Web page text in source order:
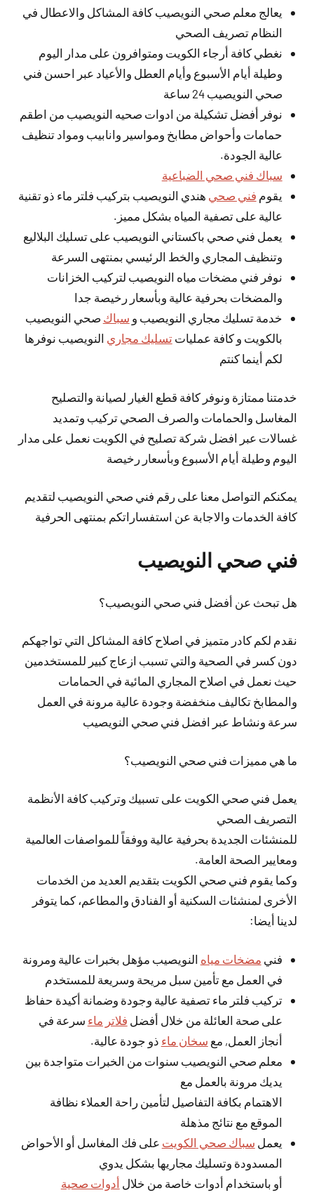
يعالج معلم صحي النويصيب كافة المشاكل والاعطال في
النظام تصريف الصحي
نغطي كافة أرجاء الكويت ومتوافرون على مدار اليوم
وطيلة أيام الأسبوع وأيام العطل والأعياد عبر احسن فني
صحي النويصيب 24 ساعة
نوفر أفضل تشكيلة من ادوات صحيه النويصيب من اطقم
حمامات وأحواض مطابخ ومواسير وانابيب ومواد تنظيف
عالية الجودة.
سباك فني صحي الضباعية
يقوم فني صحي هندي النويصيب بتركيب فلتر ماء ذو تقنية
عالية على تصفية المياه بشكل مميز.
يعمل فني صحي باكستاني النويصيب على تسليك البلاليع
وتنظيف المجاري والخط الرئيسي بمنتهى السرعة
نوفر فني مضخات مياه النويصيب لتركيب الخزانات
والمضخات بحرفية عالية وبأسعار رخيصة جدا
خدمة تسليك مجاري النويصيب و سباك صحي النويصيب
بالكويت و كافة عملياتتسليك مجاري النويصيب نوفرها
لكم أينما كنتم
خدمتنا ممتازة ونوفر كافة قطع الغيار لصيانة والتصليح
المغاسل والحمامات والصرف الصحي تركيب وتمديد
غسالات عبر افضل شركة تصليح في الكويت نعمل على مدار
اليوم وطيلة أيام الأسبوع وبأسعار رخيصة
يمكنكم التواصل معنا على رقم فني صحي النويصيب لتقديم
كافة الخدمات والاجابة عن استفساراتكم بمنتهى الحرفية
فني صحي النويصيب
هل تبحث عن أفضل فني صحي النويصيب؟
نقدم لكم كادر متميز في اصلاح كافة المشاكل التي تواجهكم
دون كسر في الصحية والتي تسبب ازعاج كبير للمستخدمين
حيث نعمل في اصلاح المجاري المائية في الحمامات
والمطابخ تكاليف منخفضة وجودة عالية مرونة في العمل
سرعة ونشاط عبر افضل فني صحي النويصيب
ما هي مميزات فني صحي النويصيب؟
يعمل فني صحي الكويت على تسبيك وتركيب كافة الأنظمة
التصريف الصحي
للمنشئات الجديدة بحرفية عالية ووفقاً للمواصفات العالمية
ومعايير الصحة العامة.
وكما يقوم فني صحي الكويت بتقديم العديد من الخدمات
الأخرى لمنشئات السكنية أو الفنادق والمطاعم، كما يتوفر
لدينا أيضا:
فني مضخات مياه النويصيب مؤهل بخبرات عالية ومرونة
في العمل مع تأمين سبل مريحة وسريعة للمستخدم
تركيب فلتر ماء تصفية عالية وجودة وضمانة أكيدة حفاظ
على صحة العائلة من خلال أفضل فلاتر ماء سرعة في
أنجاز العمل, مع سخان ماء ذو جودة عالية.
معلم صحي النويصيب سنوات من الخبرات متواجدة بين
يديك مرونة بالعمل مع
الاهتمام بكافة التفاصيل لتأمين راحة العملاء نظافة
الموقع مع نتائج مذهلة
يعمل سباك صحي الكويت على فك المغاسل أو الأحواض
المسدودة وتسليك مجاريها بشكل يدوي
أو باستخدام أدوات خاصة من خلال أدوات صحية